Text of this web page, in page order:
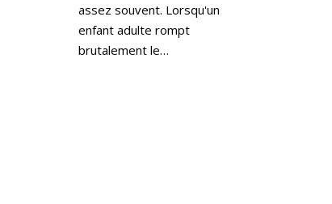
assez souvent. Lorsqu'un
enfant adulte rompt
brutalement le…